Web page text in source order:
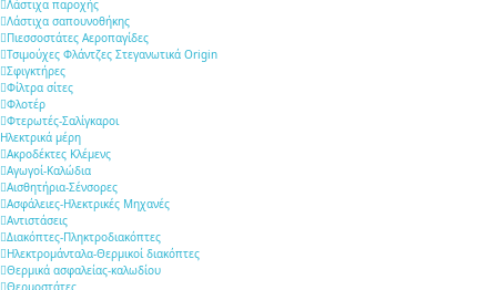
Λάστιχα παροχής
Λάστιχα σαπουνοθήκης
Πιεσσοστάτες Αεροπαγίδες
Τσιμούχες Φλάντζες Στεγανωτικά Origin
Σφιγκτήρες
Φίλτρα σίτες
Φλοτέρ
Φτερωτές-Σαλίγκαροι
Ηλεκτρικά μέρη
Ακροδέκτες Κλέμενς
Αγωγοί-Καλώδια
Αισθητήρια-Σένσορες
Ασφάλειες-Ηλεκτρικές Μηχανές
Αντιστάσεις
Διακόπτες-Πληκτροδιακόπτες
Ηλεκτρομάνταλα-Θερμικοί διακόπτες
Θερμικά ασφαλείας-καλωδίου
Θερμοστάτες